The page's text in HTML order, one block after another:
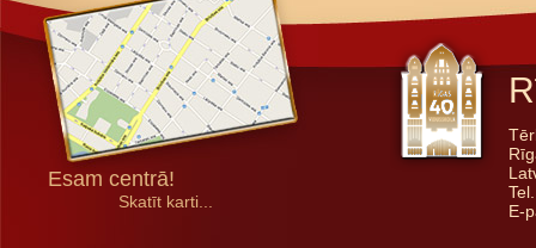
Esam centrā!
Skatīt karti...
E-